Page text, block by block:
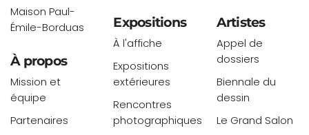
Maison Paul-
Émile-Borduas
À propos
Mission et
équipe
Partenaires
Expositions
À l'affiche
Expositions
extérieures
Rencontres
photographiques
Artistes
Appel de
dossiers
Biennale du
dessin
Le Grand Salon